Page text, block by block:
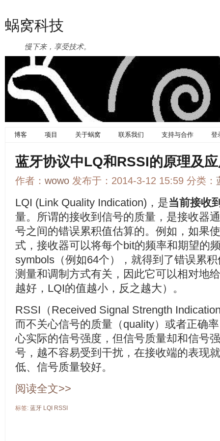
蜗窝科技
慢下来，享受技术。
博客 项目 关于蜗窝 联系我们 支持与合作 登
蓝牙协议中LQ和RSSI的原理及
作者： wowo 发布于：2014-3-12 15:59 分类：
LQI (Link Quality Indication)，是当前接收
量。所谓的接收到信号的质量，是接收器
号之间的错误累积值估算的。例如，如果
式，接收器可以将每个bit的频率和期望的
symbols（例如64个），就得到了错误累
测量和调制方式有关，因此它可以相对地
越好，LQI的值越小，反之越大）。
RSSI（Received Signal Strength
而不关心信号的质量（quality）或者正确
心实际的信号强度，但信号质量却和信号
号，越不容易受到干扰，在接收端的表现
低、信号质量较好。
阅读全文>>
标签: 蓝牙 LQI RSSI